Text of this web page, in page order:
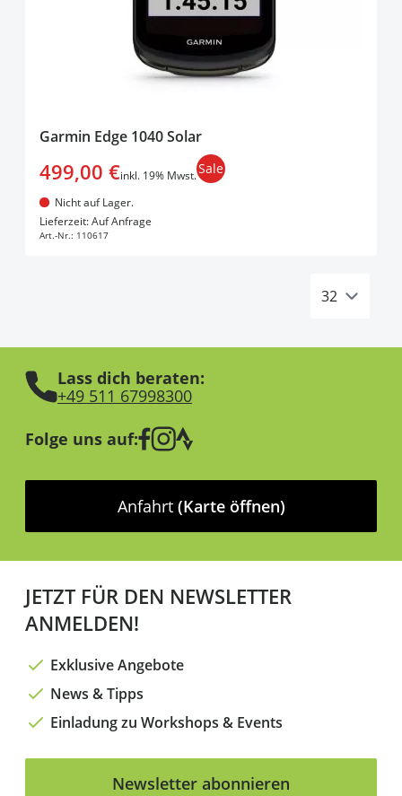
Garmin Edge 1040 Solar
499,00 €inkl. 19% Mwst.Sale
Nicht auf Lager.
Lieferzeit: Auf Anfrage
Art.-Nr.: 110617
In den Warenkorb
Lass dich beraten:
+49 511 67998300
Folge uns auf:
Anfahrt (Karte öffnen)
JETZT FÜR DEN NEWSLETTER
ANMELDEN!
Exklusive Angebote
News & Tipps
Einladung zu Workshops & Events
Newsletter abonnieren